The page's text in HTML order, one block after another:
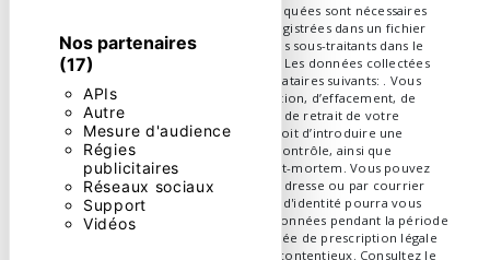
Nos partenaires
(17)
APIs
Autre
Mesure d'audience
Régies
publicitaires
Réseaux sociaux
Support
Vidéos
** Les données personnelles communiquées sont nécessaires
aux fins de vous contacter et sont enregistrées dans un fichier
informatisé. Elles sont destinées à et ses sous-traitants dans le
seul but de répondre à votre message. Les données collectées
seront communiquées aux seuls destinataires suivants: . Vous
disposez de droits d’accès, de rectification, d’effacement, de
portabilité, de limitation, d’opposition, de retrait de votre
consentement à tout moment et du droit d’introduire une
réclamation auprès d’une autorité de contrôle, ainsi que
d’organiser le sort de vos données post-mortem. Vous pouvez
exercer ces droits par voie postale à l'adresse ou par courrier
électronique à l'adresse . Un justificatif d'identité pourra vous
être demandé. Nous conservons vos données pendant la période
de prise de contact puis pendant la durée de prescription légale
aux fins probatoires et de gestion des contentieux. Consultez le